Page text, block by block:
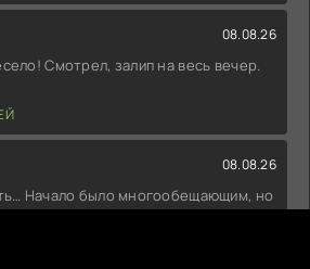
08.08.26
Смотрел, залип на весь вечер.
08.08.26
Начало было многообещающим, но